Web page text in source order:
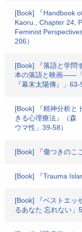
[Book] 『Handbook
Kaoru., Chapter 24,
Feminist
206）
[Book] 『落語と学
本の落語と映画――
『幕末太陽傳』」63-
[Book] 『精神分析
きる心理療法』（
ウマ性」39-58）
[Book] 『傷つきのこ
[Book] 『Trauma
[Book] 『ベストエ
るあなた 忘れない」